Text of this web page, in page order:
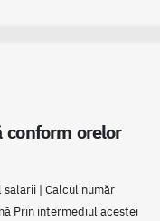
conform orelor
salarii | Calcul număr
Prin intermediul acestei